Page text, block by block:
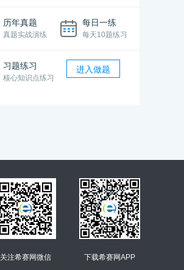
历年真题
真题实战演练
每日一练
每天10题练习
习题练习
核心知识点练习
进入做题
关注希赛网微信 下载希赛网APP